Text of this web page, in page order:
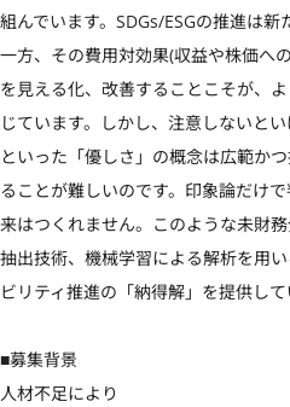
組んでいます。SDGs/ESGの推進は
一方、その費用対効果(収益や株価へ
を見える化、改善することこそが、
じています。しかし、注意しないと
といった「優しさ」の概念は広範か
ることが難しいのです。印象論だけ
来はつくれません。このような未財
抽出技術、機械学習による解析を用
ビリティ推進の「納得解」を提供して
■募集背景
人材不足により